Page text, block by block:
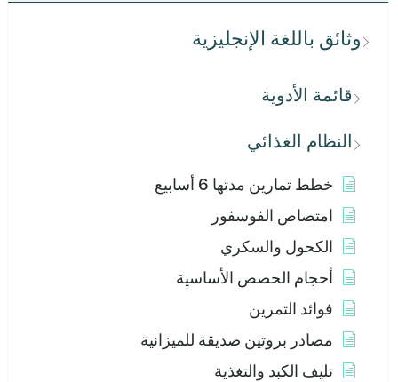
وثائق باللغة الإنجليزية
قائمة الأدوية
النظام الغذائي
خطط تمارين مدتها 6 أسابيع
امتصاص الفوسفور
الكحول والسكري
أحجام الحصص الأساسية
فوائد التمرين
مصادر بروتين صديقة للميزانية
تليف الكبد والتغذية